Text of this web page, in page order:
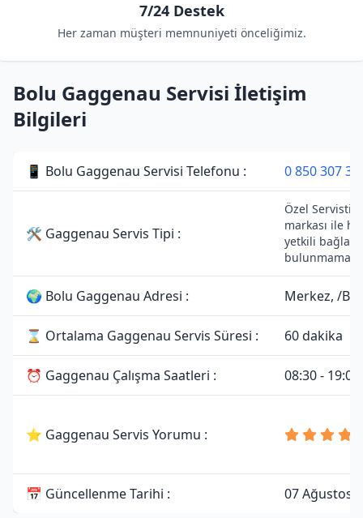
7/24 Destek
Her zaman müşteri memnuniyeti önceliğimiz.
Bolu Gaggenau Servisi İletişim
Bilgileri
📱 Bolu Gaggenau Servisi Telefonu : 0 850 307 34
🛠 Gaggenau Servis Tipi :
Özel Servistir.
markası ile
yetkili
🌍 Bolu Gaggenau Adresi : Merkez, /
⌛ Ortalama Gaggenau Servis Süresi : 60 dakika
⏰ Gaggenau Çalışma Saatleri : 08:30 - 19:00
⭐ Gaggenau Servis Yorumu :
📅 Güncellenme Tarihi : 07 Ağustos